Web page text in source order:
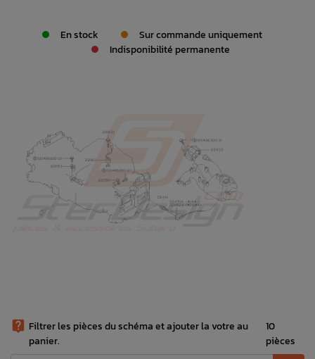
En stock
Sur commande uniquement
Indisponibilité permanente
 Filtrer les pièces du schéma et ajouter la votre au
panier.
10
pièces